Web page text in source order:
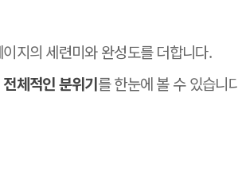
지의 세련미와 완성도를 더합니다.
전체적인 분위기를 한눈에 볼 수 있습니